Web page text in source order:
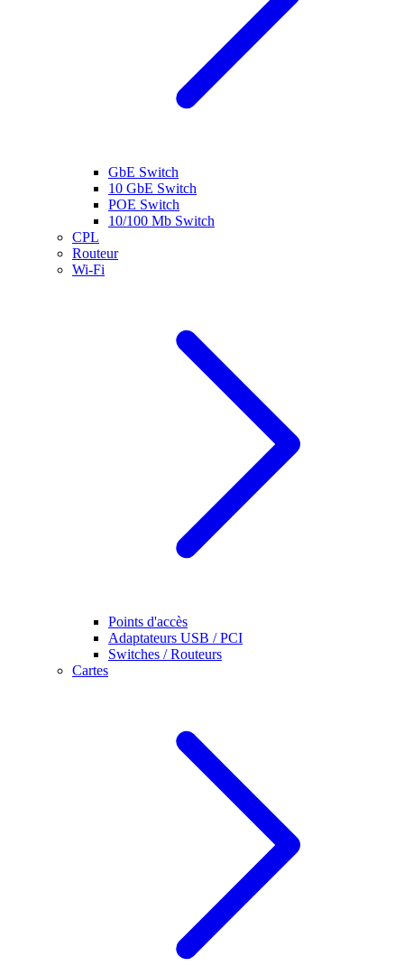
GbE Switch
10 GbE Switch
POE Switch
10/100 Mb Switch
CPL
Routeur
Wi-Fi
Points d'accès
Adaptateurs USB / PCI
Switches / Routeurs
Cartes